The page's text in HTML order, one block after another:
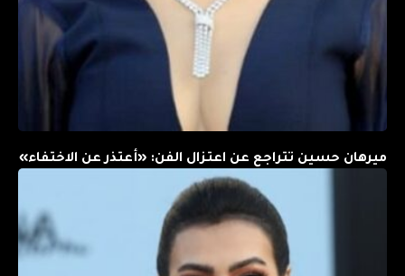
ميرهان حسين تتراجع عن اعتزال الفن: «أعتذر عن الاختفاء»